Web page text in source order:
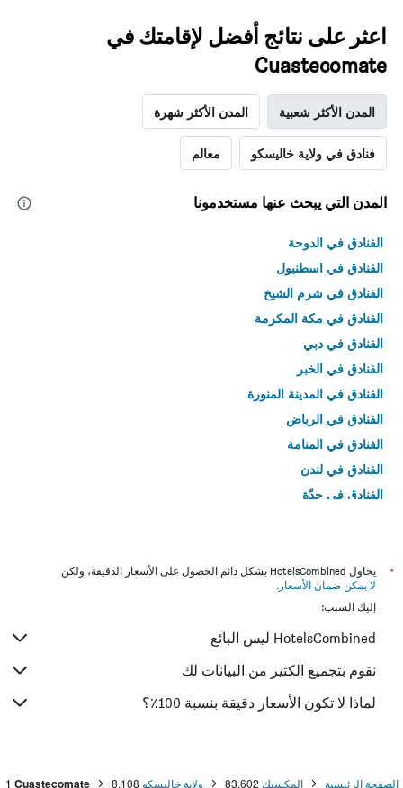
اعثر على نتائج أفضل لإقامتك في
Cuastecomate
المدن الأكثر شعبية المدن الأكثر شهرة
فنادق في ولاية خاليسكو معالم
المدن التي يبحث عنها مستخدمونا
الفنادق في الدوحة
الفنادق في اسطنبول
الفنادق في شرم الشيخ
الفنادق في مكة المكرمة
الفنادق في دبي
الفنادق في الخبر
الفنادق في المدينة المنورة
الفنادق في الرياض
الفنادق في المنامة
الفنادق في لندن
الفنادق في جدّة
*
يحاول HotelsCombined بشكل دائم الحصول على الأسعار الدقيقة، ولكن
لا يمكن ضمان الأسعار .
إليك السبب:
HotelsCombined ليس البائع
نقوم بتجميع الكثير من البيانات لك
لماذا لا تكون الأسعار دقيقة بنسبة 100٪؟
الصفحة الرئيسية المكسيك 83,602 ولاية خاليسكو 8,108
Cuastecomate
1